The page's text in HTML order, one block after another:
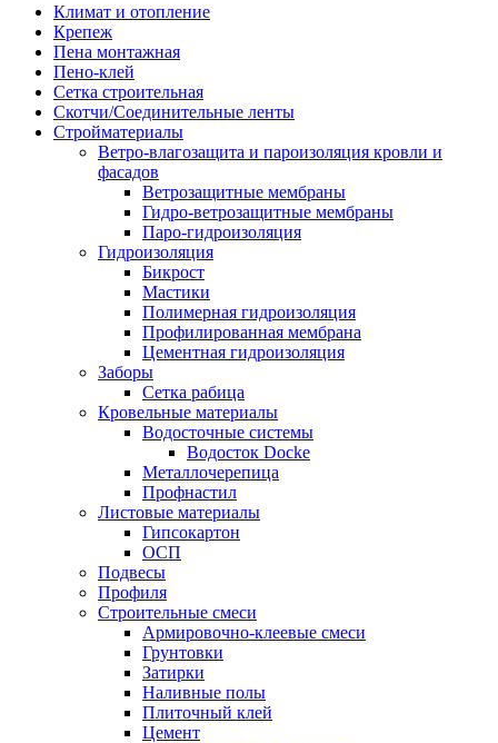
Климат и отопление
Крепеж
Пена монтажная
Пено-клей
Сетка строительная
Скотчи/Соединительные ленты
Стройматериалы
Ветро-влагозащита и пароизоляция кровли и
фасадов
Ветрозащитные мембраны
Гидро-ветрозащитные мембраны
Паро-гидроизоляция
Гидроизоляция
Бикрост
Мастики
Полимерная гидроизоляция
Профилированная мембрана
Цементная гидроизоляция
Заборы
Сетка рабица
Кровельные материалы
Водосточные системы
Водосток Docke
Металлочерепица
Профнастил
Листовые материалы
Гипсокартон
ОСП
Подвесы
Профиля
Строительные смеси
Армировочно-клеевые смеси
Грунтовки
Затирки
Наливные полы
Плиточный клей
Цемент